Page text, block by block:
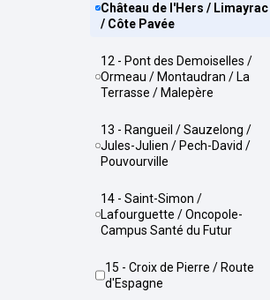
Château de l'Hers / Limayrac
/ Côte Pavée
12 - Pont des Demoiselles /
Ormeau / Montaudran / La
Terrasse / Malepère
13 - Rangueil / Sauzelong /
Jules-Julien / Pech-David /
Pouvourville
14 - Saint-Simon /
Lafourguette / Oncopole-
Campus Santé du Futur
15 - Croix de Pierre / Route
d'Espagne